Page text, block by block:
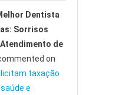
Dentista
Sorrisos
de
on
taxação
e